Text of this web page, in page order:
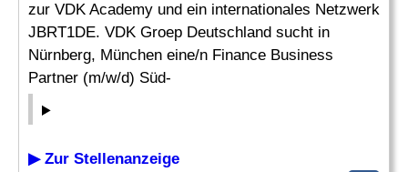
zur VDK Academy und ein internationales Netzwerk
JBRT1DE. VDK Groep Deutschland sucht in
Nürnberg, München eine/n Finance Business
Partner (m/w/d) Süd-
▶ Zur Stellenanzeige